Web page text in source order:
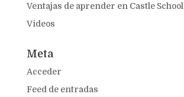
Ventajas de aprender en Castle School
Videos
Meta
Acceder
Feed de entradas